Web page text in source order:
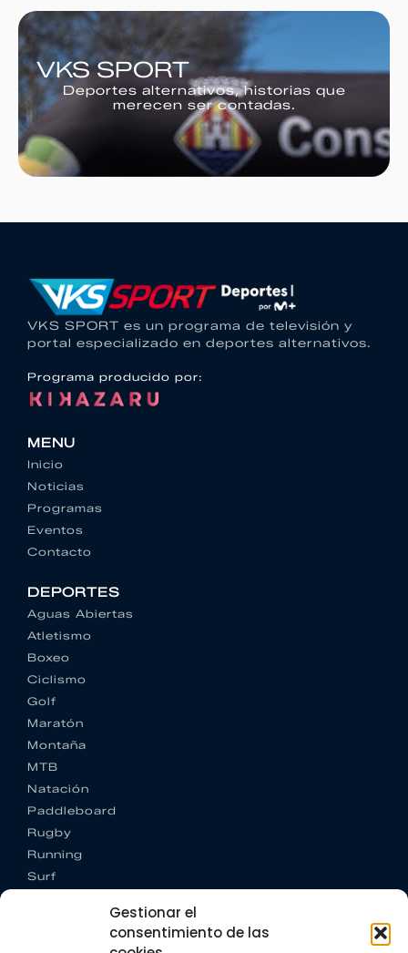
Gestionar el
consentimiento de las
VKS SPORT
Deportes alternativos, historias que
merecen ser contadas.
VKS SPORT es un programa de televisión y
portal especializado en deportes alternativos.
Programa producido por:
MENU
Inicio
Noticias
Programas
Eventos
Contacto
DEPORTES
Aguas Abiertas
Atletismo
Boxeo
Ciclismo
Golf
Maratón
Montaña
MTB
Natación
Paddleboard
Rugby
Running
Surf